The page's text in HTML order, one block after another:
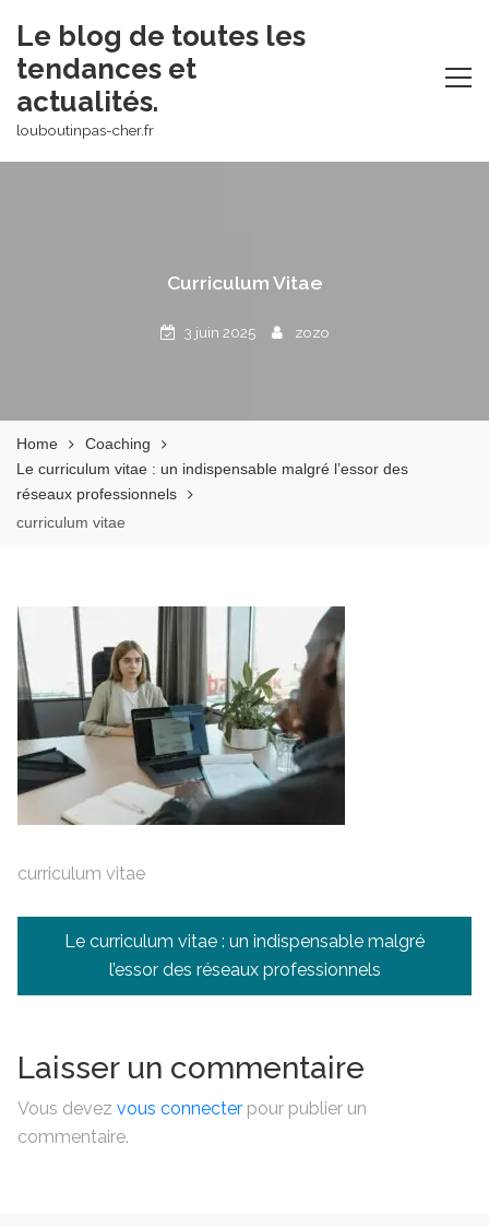
content
Le blog de toutes les
tendances et
actualités.
louboutinpas-cher.fr
Curriculum Vitae
3 juin 2025 zozo
Home
Coaching
Le curriculum vitae : un indispensable malgré l’essor des
réseaux professionnels
curriculum vitae
curriculum vitae
Navigation
l’article
Le curriculum vitae : un indispensable malgré
l’essor des réseaux professionnels
Laisser un commentaire
Vous devez vous connecter pour publier un
commentaire.